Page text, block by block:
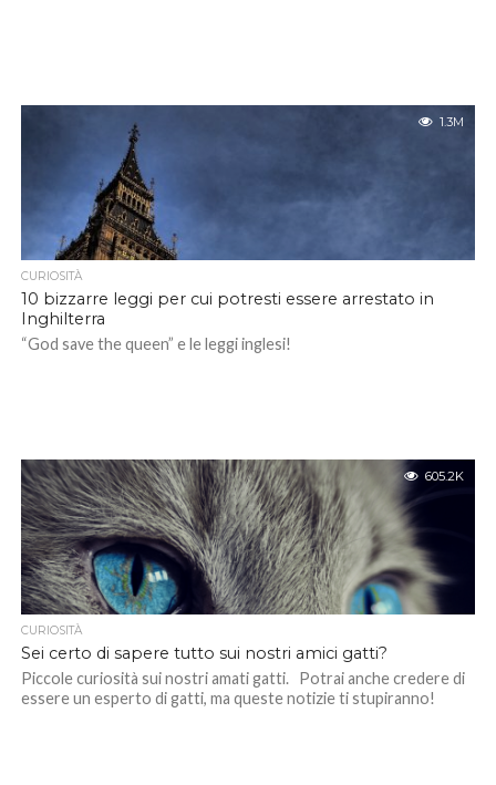
1.3M
CURIOSITÀ
10 bizzarre leggi per cui potresti essere arrestato in
Inghilterra
“God save the queen” e le leggi inglesi!
605.2K
CURIOSITÀ
Sei certo di sapere tutto sui nostri amici gatti?
Piccole curiosità sui nostri amati gatti. Potrai anche credere di
essere un esperto di gatti, ma queste notizie ti stupiranno!